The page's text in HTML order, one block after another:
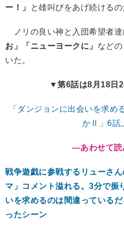
ー！」 と雄叫びをあげ続けるの
ノリの良い神と入団希望者達
お」「ニューヨークに」 など
いた。
▼第6話は8月18日
「ダンジョンに出会いを求め
かⅡ」6話
―あわせて読
戦争遊戯に参戦するリューさ
マ」コメント溢れる。3分で振
いを求めるのは間違っている
ったシーン